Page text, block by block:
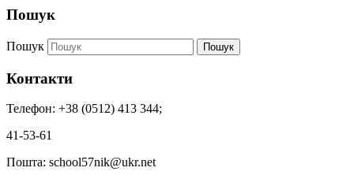
Пошук
Пошук Пошук
Контакти
Телефон: +38 (0512) 413 344;
41-53-61
Пошта: school57nik@ukr.net